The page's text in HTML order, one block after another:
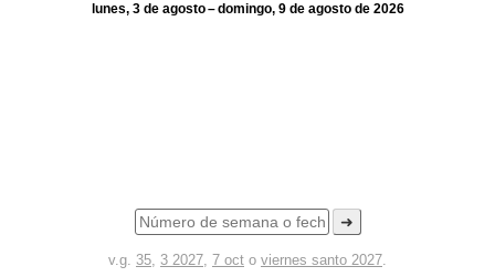
lunes, 3 de agosto – domingo, 9 de agosto de 2026
➜
v.g. 35, 3 2027, 7 oct o viernes santo 2027.